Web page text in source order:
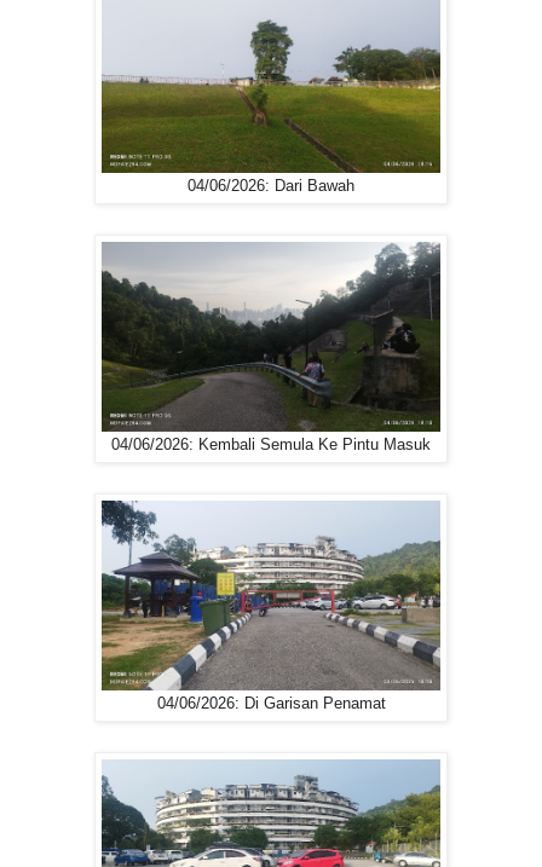
04/06/2026: Dari Bawah
04/06/2026: Kembali Semula Ke Pintu Masuk
04/06/2026: Di Garisan Penamat